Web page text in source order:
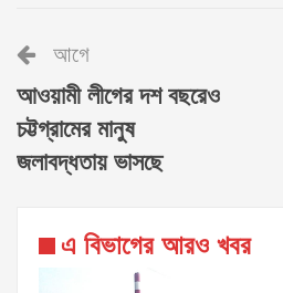
আগে
আওয়ামী লীগের দশ বছরেও
চট্টগ্রামের মানুষ
জলাবদ্ধতায় ভাসছে
এ বিভাগের আরও খবর